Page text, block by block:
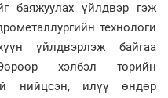
баяжуулах үйлдвэр гэж
технологи
үйлдвэрлэж байгаа
хэлбэл төрийн
нийцсэн, илүү өндөр